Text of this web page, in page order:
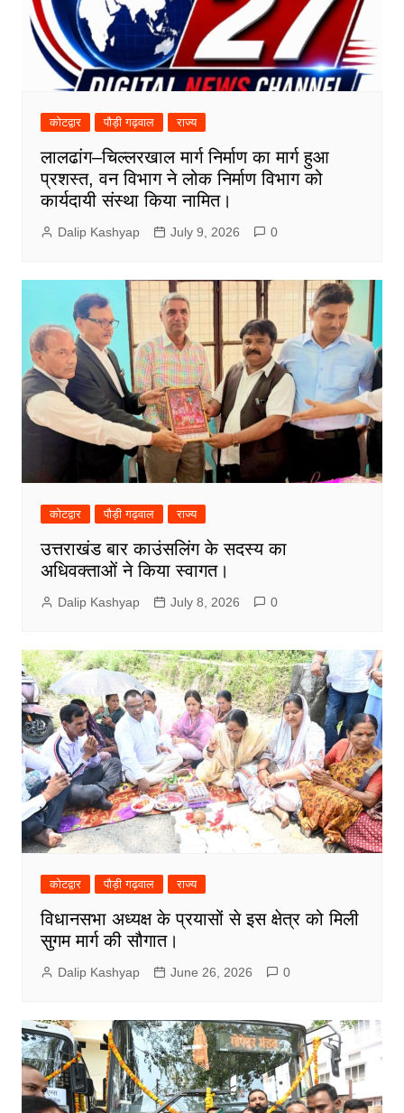
कोटद्वार पौड़ी गढ़वाल राज्य
लालढांग–चिल्लरखाल मार्ग निर्माण का मार्ग हुआ
प्रशस्त, वन विभाग ने लोक निर्माण विभाग को
कार्यदायी संस्था किया नामित।
Dalip Kashyap July 9, 2026 0
कोटद्वार पौड़ी गढ़वाल राज्य
उत्तराखंड बार काउंसलिंग के सदस्य का
अधिवक्ताओं ने किया स्वागत।
Dalip Kashyap July 8, 2026 0
कोटद्वार पौड़ी गढ़वाल राज्य
विधानसभा अध्यक्ष के प्रयासों से इस क्षेत्र को मिली
सुगम मार्ग की सौगात।
Dalip Kashyap June 26, 2026 0